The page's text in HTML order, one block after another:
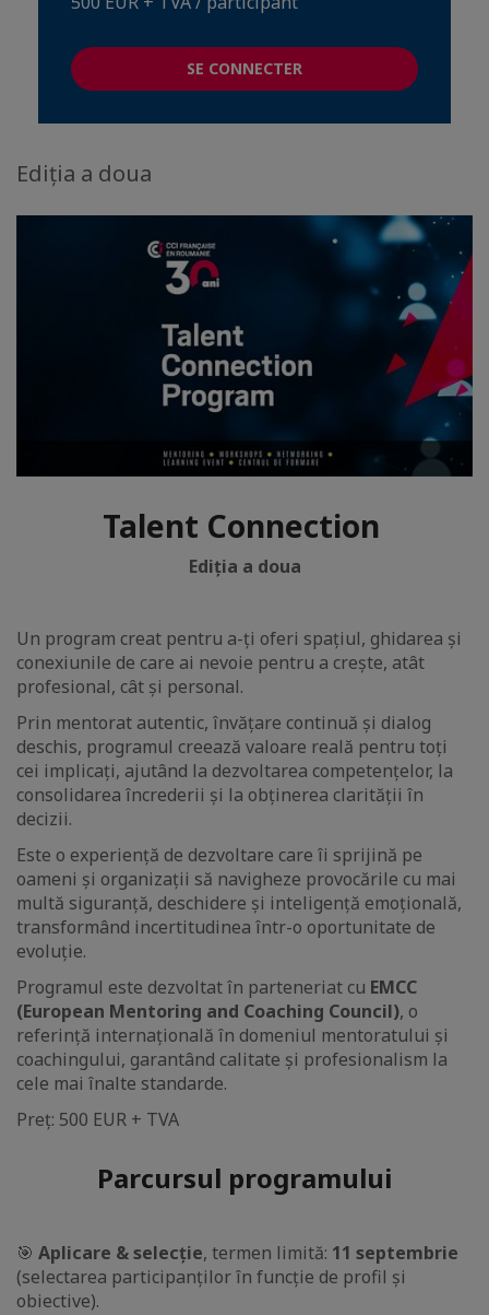
SE CONNECTER
Ediția a doua
Talent Connection
Ediția a doua
Un program creat pentru a-ți oferi spațiul, ghidarea și
conexiunile de care ai nevoie pentru a crește, atât
profesional, cât și personal.
Prin mentorat autentic, învățare continuă și dialog
deschis, programul creează valoare reală pentru toți
cei implicați, ajutând la dezvoltarea competențelor, la
consolidarea încrederii și la obținerea clarității în
decizii.
Este o experiență de dezvoltare care îi sprijină pe
oameni și organizații să navigheze provocările cu mai
multă siguranță, deschidere și inteligență emoțională,
transformând incertitudinea într-o oportunitate de
evoluție.
Programul este dezvoltat în parteneriat cu EMCC
(European Mentoring and Coaching Council), o
referință internațională în domeniul mentoratului și
coachingului, garantând calitate și profesionalism la
cele mai înalte standarde.
Preț: 500 EUR + TVA
Parcursul programului
🎯 Aplicare & selecție, termen limită: 11 septembrie
(selectarea participanților în funcție de profil și
obiective).